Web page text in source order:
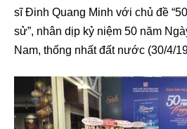
sĩ Đinh Quang Minh với chủ đề
sử”, nhân dịp kỷ niệm 50 năm
Nam, thống nhất đất nước (30/4/